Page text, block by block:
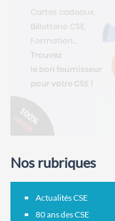
Nos rubriques
Actualités CSE
80 ans des CSE